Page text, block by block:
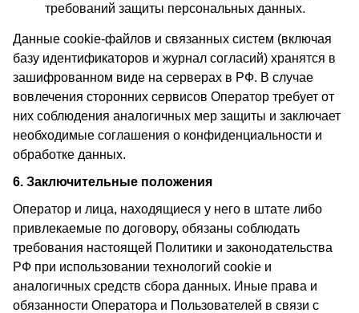
требований защиты персональных данных.
Данные cookie-файлов и связанных систем (включая
базу идентификаторов и журнал согласий) хранятся в
зашифрованном виде на серверах в РФ. В случае
вовлечения сторонних сервисов Оператор требует от
них соблюдения аналогичных мер защиты и заключает
необходимые соглашения о конфиденциальности и
обработке данных.
6. Заключительные положения
Оператор и лица, находящиеся у него в штате либо
привлекаемые по договору, обязаны соблюдать
требования настоящей Политики и законодательства
РФ при использовании технологий cookie и
аналогичных средств сбора данных. Иные права и
обязанности Оператора и Пользователей в связи с